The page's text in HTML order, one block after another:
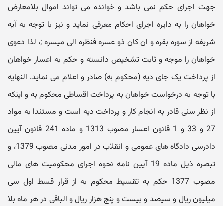
جهت اجرای حکم نمی باشد و خوانده می تواند اموال بلامعارض
خواهان را به دایره اجرای احکام معرفی نماید و نیز با توجه به آیه
شریفه از سوره بقره و ان کان ذو عسره فنظره الی میسره ;، لذا دعوی
خواهان را موجه و ثابت تشخیص دانسته و حکم به اعسار خواهان
از پرداخت یک جای دیه (محکوم به) صادر و اعلام می نماید. النهایه
با توجه به درخواست خواهان به پرداخت اقساطی محکوم به و اینکه
از نظر سنی قادر به انجام کار و پرداخت دیه است و مستندا به مواد
27 و 33 و 1 قانون اعسار مصوب 1313 و ماده 241 قانون آیین
دادرسی دادگاه های عمومی و انقلاب در امور مدنی مصوب 1379، و
تبصره ذیل ماده 19 آیین نامه نحوه اجرای محکومیت های مالی
مصوب 1377 حکم به تقسیط محکوم به از قرار قسط اول سی
میلیون ریال و سیصد و بیست و پنج هزار ریال و الباقی در هر ماه بلا